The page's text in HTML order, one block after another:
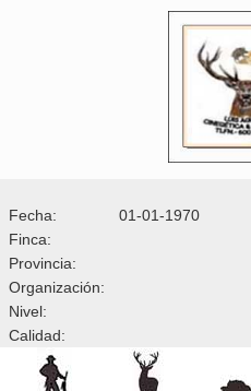
Fecha:
01-01-1970
Finca:
Provincia:
Organización:
Nivel:
Calidad: